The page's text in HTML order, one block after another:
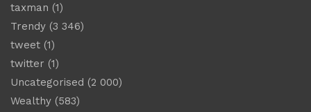
taxman (1)
Trendy (3 346)
tweet (1)
twitter (1)
Uncategorised (2 000)
Wealthy (583)